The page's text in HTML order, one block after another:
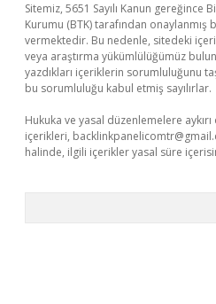
Sitemiz, 5651 Sayılı Kanun gereğince
Kurumu (BTK) tarafından onaylanmış
vermektedir. Bu nedenle, sitedeki
veya araştırma yükümlülüğümüz
yazdıkları içeriklerin sorumluluğunu
bu sorumluluğu kabul etmiş sayılırlar.
Hukuka ve yasal düzenlemelere
içerikleri,
halinde, ilgili içerikler yasal süre